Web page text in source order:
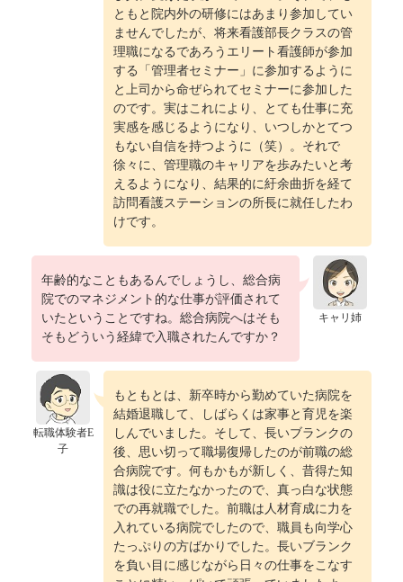
ともと院内外の研修にはあまり参加してい
ませんでしたが、将来看護部長クラスの管
理職になるであろうエリート看護師が参加
する「管理者セミナー」に参加するように
と上司から命ぜられてセミナーに参加した
のです。実はこれにより、とても仕事に充
実感を感じるようになり、いつしかとてつ
もない自信を持つように（笑）。それで
徐々に、管理職のキャリアを歩みたいと考
えるようになり、結果的に紆余曲折を経て
訪問看護ステーションの所長に就任したわ
けです。
キャリ姉
年齢的なこともあるんでしょうし、総合病
院でのマネジメント的な仕事が評価されて
いたということですね。総合病院へはそも
そもどういう経緯で入職されたんですか？
転職体験者E
子
もともとは、新卒時から勤めていた病院を
結婚退職して、しばらくは家事と育児を楽
しんでいました。そして、長いブランクの
後、思い切って職場復帰したのが前職の総
合病院です。何もかもが新しく、昔得た知
識は役に立たなかったので、真っ白な状態
での再就職でした。前職は人材育成に力を
入れている病院でしたので、職員も向学心
たっぷりの方ばかりでした。長いブランク
を負い目に感じながら日々の仕事をこなす